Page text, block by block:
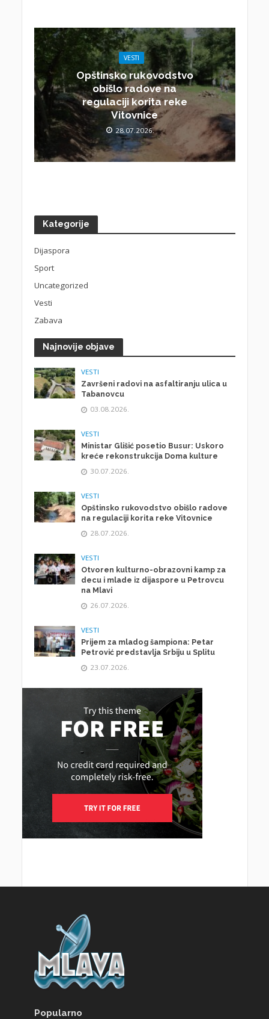
VESTI
Opštinsko rukovodstvo
obišlo radove na
regulaciji korita reke
Vitovnice
28.07.2026.
Kategorije
Dijaspora
Sport
Uncategorized
Vesti
Zabava
Najnovije objave
VESTI
Završeni radovi na asfaltiranju ulica u
Tabanovcu
03.08.2026.
VESTI
Ministar Glišić posetio Busur: Uskoro
kreće rekonstrukcija Doma kulture
30.07.2026.
VESTI
Opštinsko rukovodstvo obišlo radove
na regulaciji korita reke Vitovnice
28.07.2026.
VESTI
Otvoren kulturno-obrazovni kamp za
decu i mlade iz dijaspore u Petrovcu
na Mlavi
26.07.2026.
VESTI
Prijem za mladog šampiona: Petar
Petrović predstavlja Srbiju u Splitu
23.07.2026.
Popularno